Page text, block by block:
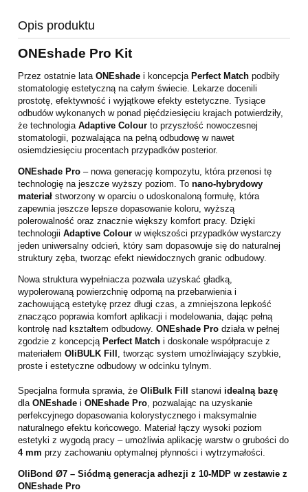
Opis produktu
ONEshade Pro Kit
Przez ostatnie lata ONEshade i koncepcja Perfect Match podbiły
stomatologię estetyczną na całym świecie. Lekarze docenili
prostotę, efektywność i wyjątkowe efekty estetyczne. Tysiące
odbudów wykonanych w ponad pięćdziesięciu krajach potwierdziły,
że technologia Adaptive Colour to przyszłość nowoczesnej
stomatologii, pozwalająca na pełną odbudowę w nawet
osiemdziesięciu procentach przypadków posterior.
ONEshade Pro – nowa generację kompozytu, która przenosi tę
technologię na jeszcze wyższy poziom. To nano-hybrydowy
materiał stworzony w oparciu o udoskonaloną formułę, która
zapewnia jeszcze lepsze dopasowanie koloru, wyższą
polerowalność oraz znacznie większy komfort pracy. Dzięki
technologii Adaptive Colour w większości przypadków wystarczy
jeden uniwersalny odcień, który sam dopasowuje się do naturalnej
struktury zęba, tworząc efekt niewidocznych granic odbudowy.
Nowa struktura wypełniacza pozwala uzyskać gładką,
wypolerowaną powierzchnię odporną na przebarwienia i
zachowującą estetykę przez długi czas, a zmniejszona lepkość
znacząco poprawia komfort aplikacji i modelowania, dając pełną
kontrolę nad kształtem odbudowy. ONEshade Pro działa w pełnej
zgodzie z koncepcją Perfect Match i doskonale współpracuje z
materiałem OliBULK Fill
, tworząc system umożliwiający szybkie,
proste i estetyczne odbudowy w odcinku tylnym.
Specjalna formuła sprawia, że OliBulk Fill stanowi idealną bazę
dla ONEshade i ONEshade Pro , pozwalając na uzyskanie
perfekcyjnego dopasowania kolorystycznego i maksymalnie
naturalnego efektu końcowego. Materiał łączy wysoki poziom
estetyki z wygodą pracy – umożliwia aplikację warstw o grubości do
4 mm przy zachowaniu optymalnej płynności i wytrzymałości.
OliBond Ø7 – Siódmą generacja adhezji z 10-MDP w zestawie z
ONEshade Pro